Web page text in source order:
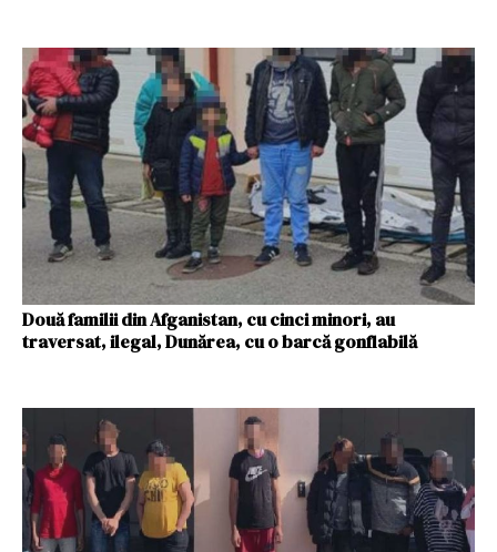
Două familii din Afganistan, cu cinci minori, au
traversat, ilegal, Dunărea, cu o barcă gonflabilă